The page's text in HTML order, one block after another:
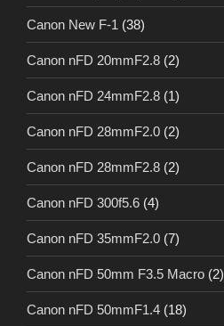
Canon New F-1 (38)
Canon nFD 20mmF2.8 (2)
Canon nFD 24mmF2.8 (1)
Canon nFD 28mmF2.0 (2)
Canon nFD 28mmF2.8 (2)
Canon nFD 300f5.6 (4)
Canon nFD 35mmF2.0 (7)
Canon nFD 50mm F3.5 Macro (2)
Canon nFD 50mmF1.4 (18)